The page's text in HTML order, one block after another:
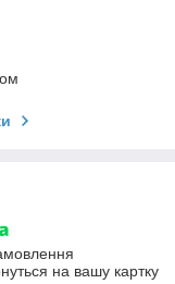
на вашу картку